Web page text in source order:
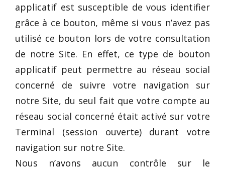
applicatif est susceptible de vous identifier
grâce à ce bouton, même si vous n’avez pas
utilisé ce bouton lors de votre consultation
de notre Site. En effet, ce type de bouton
applicatif peut permettre au réseau social
concerné de suivre votre navigation sur
notre Site, du seul fait que votre compte au
réseau social concerné était activé sur votre
Terminal (session ouverte) durant votre
navigation sur notre Site.
Nous n’avons aucun contrôle sur le